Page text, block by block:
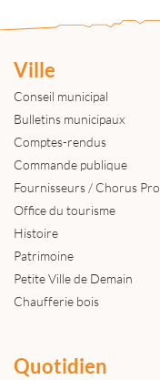
Ville
Conseil municipal
Bulletins municipaux
Comptes-rendus
Commande publique
Fournisseurs / Chorus Pro
Office du tourisme
Histoire
Patrimoine
Petite Ville de Demain
Chaufferie bois
Quotidien